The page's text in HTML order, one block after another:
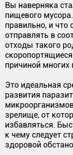
Вы наверняка
пищевого
правильно, и что
отправлять в
отходы такого
причиной многих
Это идеальная
развития
зрелище, от
избавляться.
к чему следует
здоровой